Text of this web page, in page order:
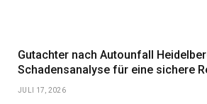
Gutachter nach Autounfall
Schadensanalyse für eine sichere
JULI 17, 2026